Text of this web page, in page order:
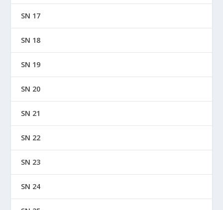
SN 17
SN 18
SN 19
SN 20
SN 21
SN 22
SN 23
SN 24